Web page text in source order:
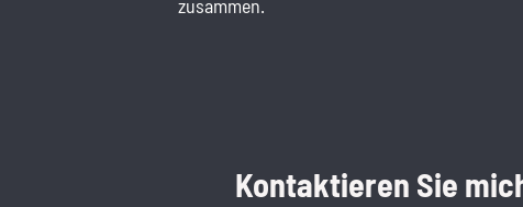
zusammen.
Kontaktieren Sie